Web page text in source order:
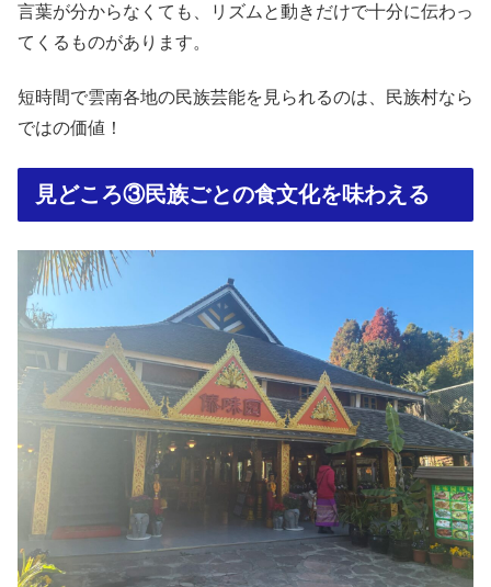
言葉が分からなくても、リズムと動きだけで十分に伝わっ
てくるものがあります。
短時間で雲南各地の民族芸能を見られるのは、民族村なら
ではの価値！
見どころ③民族ごとの食文化を味わえる